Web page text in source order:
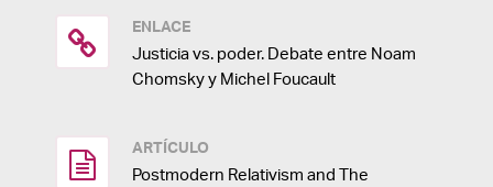
ENLACE
Justicia vs. poder. Debate entre Noam
Chomsky y Michel Foucault
ARTÍCULO
Postmodern Relativism and The